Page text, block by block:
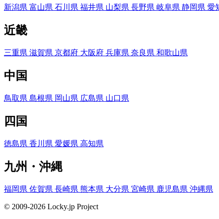
新潟県 富山県 石川県 福井県 山梨県 長野県 岐阜県 静岡県 愛
近畿
三重県 滋賀県 京都府 大阪府 兵庫県 奈良県 和歌山県
中国
鳥取県 島根県 岡山県 広島県 山口県
四国
徳島県 香川県 愛媛県 高知県
九州・沖縄
福岡県 佐賀県 長崎県 熊本県 大分県 宮崎県 鹿児島県 沖縄県
© 2009-2026 Locky.jp Project